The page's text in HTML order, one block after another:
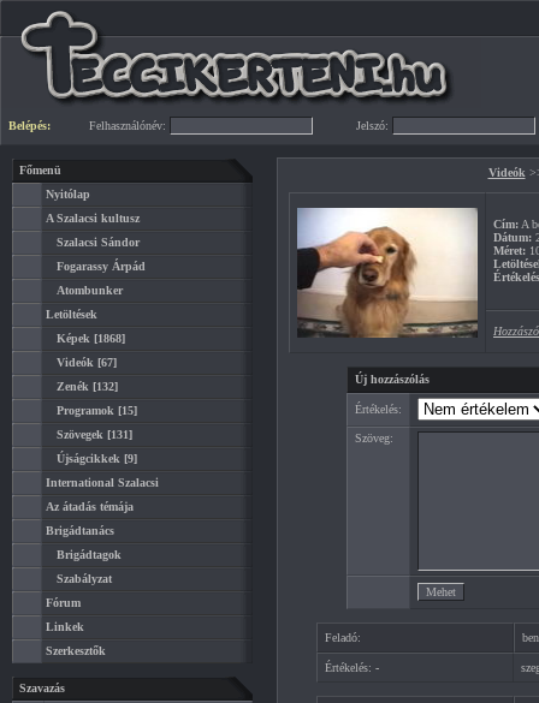
Belépés: Felhasználónév: Jelszó:
Főmenü
Nyitólap
A Szalacsi kultusz
Szalacsi Sándor
Fogarassy Árpád
Atombunker
Letöltések
Képek [1868]
Videók [67]
Zenék [132]
Programok [15]
Szövegek [131]
Újságcikkek [9]
International Szalacsi
Az átadás témája
Brigádtanács
Brigádtagok
Szabályzat
Fórum
Linkek
Szerkesztők
Szavazás
Videók
Cím: A
Dátum:
Méret:
Új hozzászólás
Értékelés:
Szöveg:
Feladó:
Értékelés: -